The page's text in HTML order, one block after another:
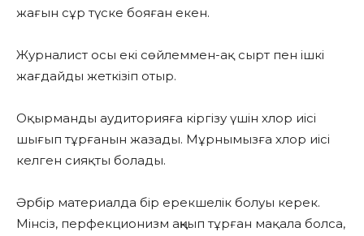
жағын сұр түске бояған екен.
Журналист осы екі сөйлеммен-ақ сырт пен ішкі
жағдайды жеткізіп отыр.
Оқырманды аудиторияға кіргізу үшін хлор иісі
шығып тұрғанын жазады. Мұрнымызға хлор иісі
келген сияқты болады.
Әрбір материалда бір ерекшелік болуы керек.
Мінсіз, перфекционизм аңқып тұрған мақала болса,